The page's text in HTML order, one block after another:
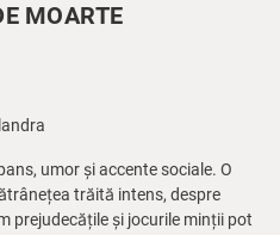
MOARTE
umor și accente sociale. O
trăită intens, despre
prejudecățile și jocurile minții pot